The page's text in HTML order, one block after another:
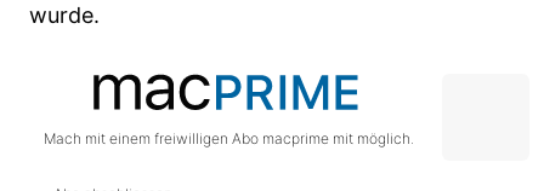
wurde.
Mach mit einem freiwilligen Abo macprime mit möglich.